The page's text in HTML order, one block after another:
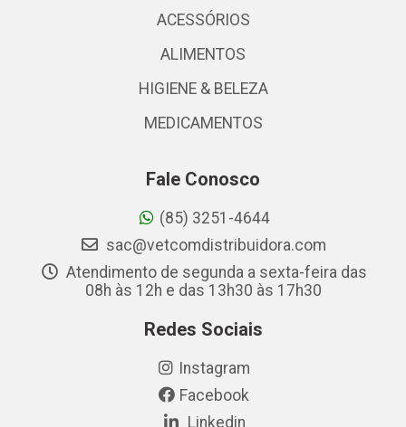
ACESSÓRIOS
ALIMENTOS
HIGIENE & BELEZA
MEDICAMENTOS
Fale Conosco
(85) 3251-4644
sac@vetcomdistribuidora.com
Atendimento de segunda a sexta-feira das
08h às 12h e das 13h30 às 17h30
Redes Sociais
Instagram
Facebook
Linkedin